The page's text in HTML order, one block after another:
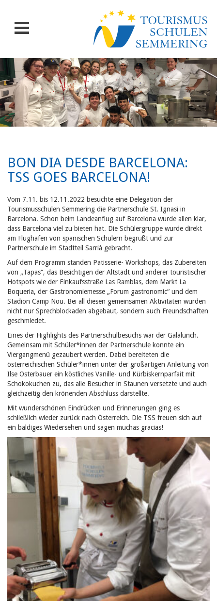
BON DIA DESDE BARCELONA:
TSS GOES BARCELONA!
Vom 7.11. bis 12.11.2022 besuchte eine Delegation der
Tourismusschulen Semmering die Partnerschule St. Ignasi in
Barcelona. Schon beim Landeanflug auf Barcelona wurde allen klar,
dass Barcelona viel zu bieten hat. Die Schülergruppe wurde direkt
am Flughafen von spanischen Schülern begrüßt und zur
Partnerschule im Stadtteil Sarrià gebracht.
Auf dem Programm standen Patisserie- Workshops, das Zubereiten
von „Tapas“, das Besichtigen der Altstadt und anderer touristischer
Hotspots wie der Einkaufsstraße Las Ramblas, dem Markt La
Boqueria, der Gastronomiemesse „Forum gastronomic“ und dem
Stadion Camp Nou. Bei all diesen gemeinsamen Aktivitäten wurden
nicht nur Sprechblockaden abgebaut, sondern auch Freundschaften
geschmiedet.
Eines der Highlights des Partnerschulbesuchs war der Galalunch.
Gemeinsam mit Schüler*innen der Partnerschule konnte ein
Viergangmenü gezaubert werden. Dabei bereiteten die
österreichischen Schüler*innen unter der großartigen Anleitung von
Ilse Osterbauer ein köstliches Vanille- und Kürbiskernparfait mit
Schokokuchen zu, das alle Besucher in Staunen versetzte und auch
gleichzeitig den krönenden Abschluss darstellte.
Mit wunderschönen Eindrücken und Erinnerungen ging es
schließlich wieder zurück nach Österreich. Die TSS freuen sich auf
ein baldiges Wiedersehen und sagen muchas gracias!